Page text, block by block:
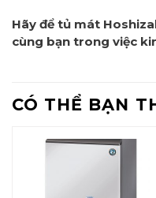
Hãy để tủ mát
cùng bạn trong việc
CÓ THỂ BẠN